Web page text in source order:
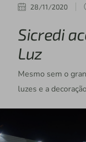
28/11/2020
Sicredi
Luz
Mesmo sem o
luzes e a